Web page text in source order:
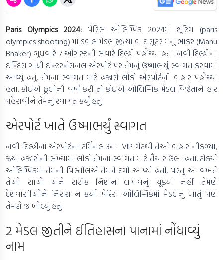
Paris Olympics 2024:પેરિસ ઓલિમ્પિક 2024માં શૂટિંગ (paris
olympics shooting) માં ડબલ મેડલ જીત્યા બાદ શૂટર મનુ ભાકર (Manu
Bhaker) બુધવારે 7 ઓગસ્ટની સવારે દિલ્હી પહોંચ્યા હતા. નવી દિલ્હીના
ઈન્દિરા ગાંધી ઈન્ટરનેશનલ એરપોર્ટ પર તેમનું ઉષ્માભર્યું સ્વાગત કરવામાં
આવ્યું હતું. તેમના સ્વાગત માટે હજારો લોકો એરપોર્ટની બહાર પહોંચ્યા
હતા. કોઈએ ફૂલોની વર્ષા કરી તો કોઈએ ઓલિમ્પિક મેડલ વિજેતાને હાર
પહેરાવીને તેમનું સ્વાગત કર્યું હતું.
એરપોર્ટ ખાતે ઉષ્માભર્યું સ્વાગત
નવી દિલ્હીના એરપોર્ટના ટર્મિનલ 3ના VIP ગેટથી તેઓ બહાર નીકળ્યાં,
જ્યાં હજારોની સંખ્યામાં લોકો તેમના સ્વાગત માટે તૈયાર ઉભા હતા. ટોક્યો
ઓલિમ્પિકમાં તેમની પિસ્તોલએ તેમને દગો આપ્યો હતો, પરંતુ આ વખતે
તેઓ સાચો અને સટીક નિશાન લગાવનું ચૂક્યા નહીં. તેમણે
દેશવાસીઓને નિરાશ ન કર્યા. પેરિસ ઓલિમ્પિકમાં મેડલનું ખાતું પણ
તેમણે જ ખોલ્યું હતું.
2 મેડલ જીતીને ઈતિહાસના પાનામાં નોંધાવ્યું
નામ